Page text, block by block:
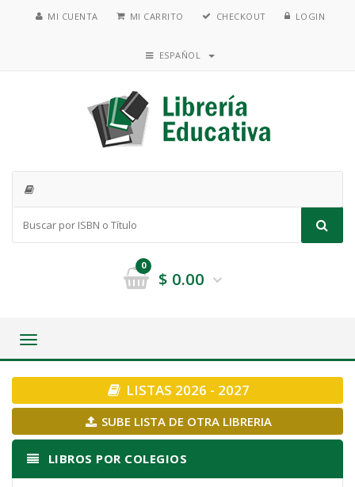
MI CUENTA MI CARRITO CHECKOUT LOGIN
ESPAÑOL
0
$ 0.00
Toggle
LISTAS 2026 - 2027
SUBE LISTA DE OTRA LIBRERIA
LIBROS POR COLEGIOS